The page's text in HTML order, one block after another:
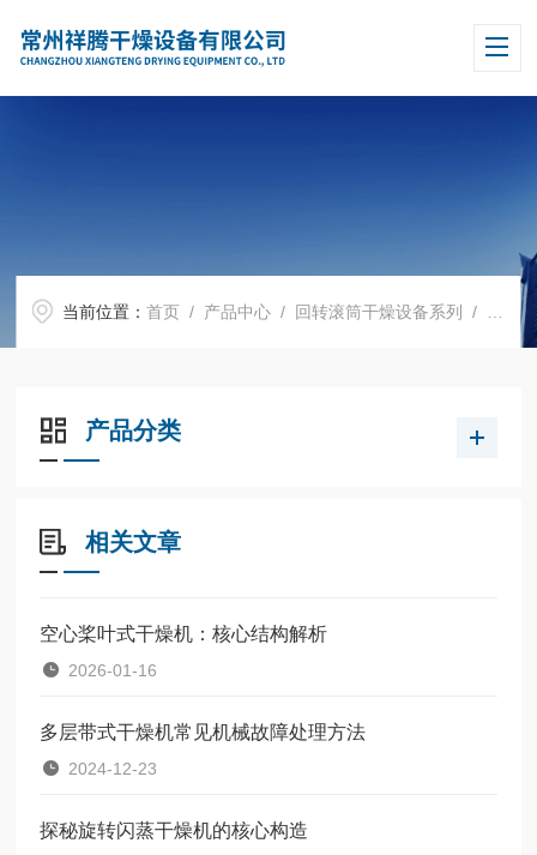
当前位置：首页 / 产品中心 / 回转滚筒干燥设备系列 / 单鼓
产品分类
相关文章
空心桨叶式干燥机：核心结构解析
2026-01-16
多层带式干燥机常见机械故障处理方法
2024-12-23
探秘旋转闪蒸干燥机的核心构造